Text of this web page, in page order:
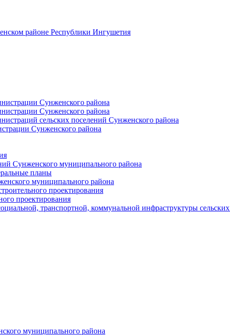
районе Республики Ингушетия
Сунженского района
Сунженского района
сельских поселений Сунженского района
Сунженского района
Сунженского муниципального района
планы
муниципального района
проектирования
проектирования
транспортной, коммунальной инфраструктуры
муниципального района